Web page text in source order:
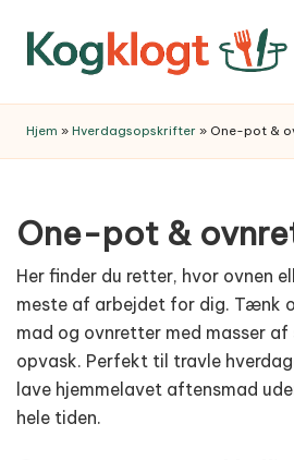
content
Hjem » Hverdagsopskrifter » One-pot &
One-pot &
Her finder du retter, hvor ovnen
meste af arbejdet for dig. Tænk
mad og ovnretter med masser af
opvask. Perfekt til travle
lave hjemmelavet aftensmad
hele tiden.